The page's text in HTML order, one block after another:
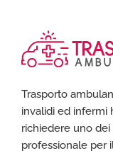
Trasporto
invalidi ed infermi
richiedere uno dei
professionale per